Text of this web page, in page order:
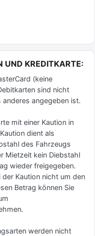
UND KREDITKARTE:
(keine
sind nicht
angegeben ist.
mit einer Kaution in
dient als
des Fahrzeugs
Mietzeit kein Diebstahl
wieder freigegeben.
Kaution nicht um den
Betrag können Sie
werden nicht